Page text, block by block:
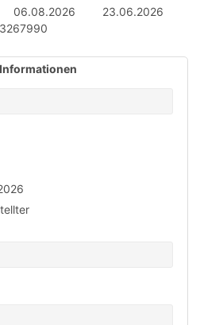
aus
06.08.2026
23.06.2026
3267990